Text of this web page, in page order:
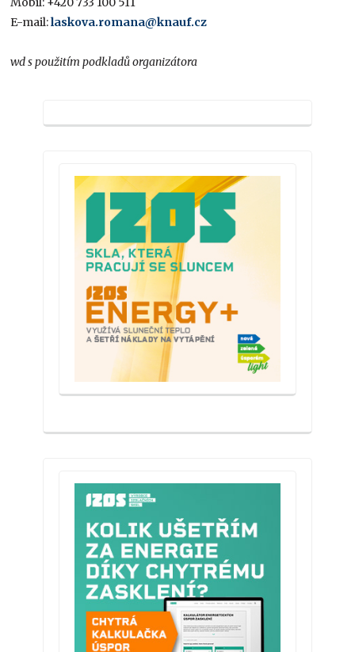
E-mail:laskova.romana@knauf.cz
wd s použitím podkladů organizátora